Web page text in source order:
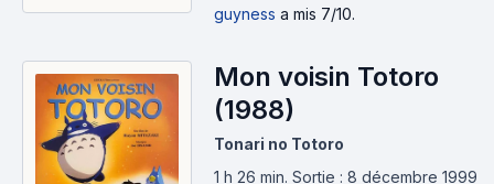
guyness a mis 7/10.
Mon voisin Totoro
(1988)
Tonari no Totoro
1 h 26 min. Sortie : 8 décembre 1999